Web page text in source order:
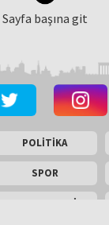
Sayfa başına git
POLİTİKA
SPOR
FOTO GALERİ